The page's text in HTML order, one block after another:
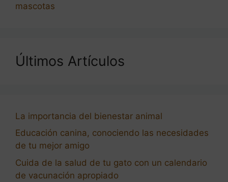
mascotas
Últimos Artículos
La importancia del bienestar animal
Educación canina, conociendo las necesidades
de tu mejor amigo
Cuida de la salud de tu gato con un calendario
de vacunación apropiado